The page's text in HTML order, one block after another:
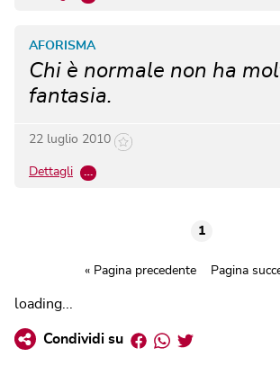
Chi è normale non ha
fantasia.
AFORISMA
22 luglio 2010
Dettagli …
1
« Pagina precedente Pagina
loading...
Condividi su Facebook
Whatsapp
Twitter